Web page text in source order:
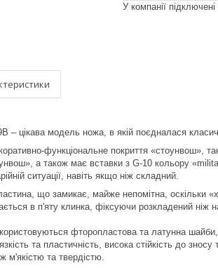
У компанії
– цікава модель ножа, в якій поєдналася
функціональне покриття «стоунвош»,
а також має вставки з G-10 кольору
ситуації, навіть якщо ніж складний.
що замикає, майже непомітна, оскільки
в п'яту клинка, фіксуючи розкладений
фторопластова та латунна
та пластичність, висока стійкість до зносу
м'якістю та твердістю.